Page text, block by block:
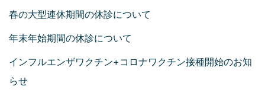
春の大型連休期間の休診について
年末年始期間の休診について
インフルエンザワクチン+コロナワクチン接種開始のお知
らせ